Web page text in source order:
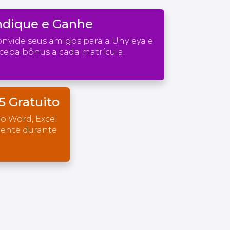
e Ganhe
seus amigos para a Unyleya e
bônus a cada matrícula.
Gratuito
Word, Excel
durante